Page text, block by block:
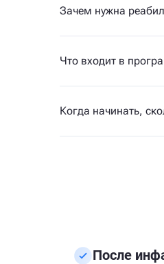
Зачем нужна
Что входит в
Когда начинать,
После